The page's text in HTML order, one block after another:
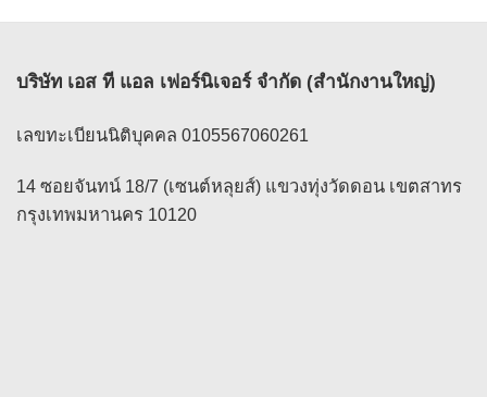
บริษัท เอส ที แอล เฟอร์นิเจอร์ จำกัด (สำนักงานใหญ่)
เลขทะเบียนนิติบุคคล 0105567060261
14 ซอยจันทน์ 18/7 (เซนต์หลุยส์) แขวงทุ่งวัดดอน เขตสาทร
กรุงเทพมหานคร 10120